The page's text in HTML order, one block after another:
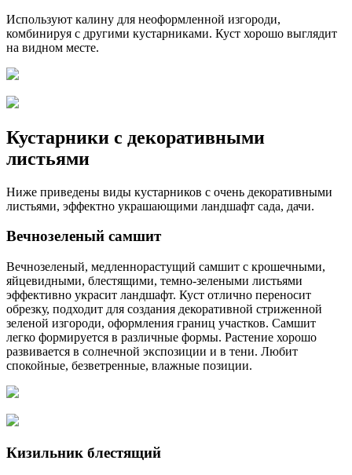
Используют калину для неоформленной изгороди,
комбинируя с другими кустарниками. Куст хорошо выглядит
на видном месте.
Кустарники с декоративными
листьями
Ниже приведены виды кустарников с очень декоративными
листьями, эффектно украшающими ландшафт сада, дачи.
Вечнозеленый самшит
Вечнозеленый, медленнорастущий самшит с крошечными,
яйцевидными, блестящими, темно-зелеными листьями
эффективно украсит ландшафт. Куст отлично переносит
обрезку, подходит для создания декоративной стриженной
зеленой изгороди, оформления границ участков. Самшит
легко формируется в различные формы. Растение хорошо
развивается в солнечной экспозиции и в тени. Любит
спокойные, безветренные, влажные позиции.
Кизильник блестящий